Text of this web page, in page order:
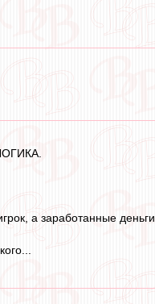
а заработанные